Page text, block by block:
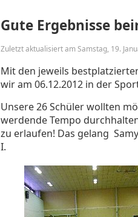
Gute Ergebnisse
Zuletzt aktualisiert am Samstag, 19.
Mit den jeweils
wir am 06.12.2012 in der
Unsere 26 Schüler wollten
werdende Tempo
zu erlaufen! Das gelang
I.